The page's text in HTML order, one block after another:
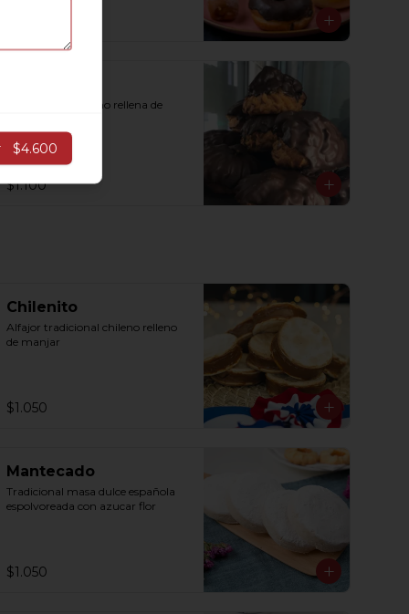
Masa dulce al horno rellena de
$1.100
Chilenito
Alfajor tradicional chileno relleno
de manjar
$1.050
Mantecado
Tradicional masa dulce española
espolvoreada con azucar flor
$1.050
$4.600